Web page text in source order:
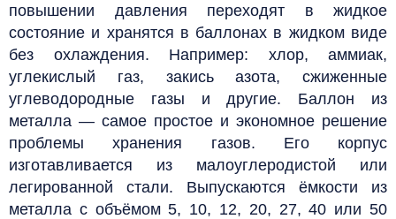
повышении давления переходят в жидкое
состояние и хранятся в баллонах в жидком виде
без охлаждения. Например: хлор, аммиак,
углекислый газ, закись азота, сжиженные
углеводородные газы и другие.
Баллон из
металла — самое простое и экономное решение
проблемы хранения газов. Его корпус
изготавливается из малоуглеродистой или
легированной стали. Выпускаются ёмкости из
металла с объёмом 5, 10, 12, 20, 27, 40 или 50